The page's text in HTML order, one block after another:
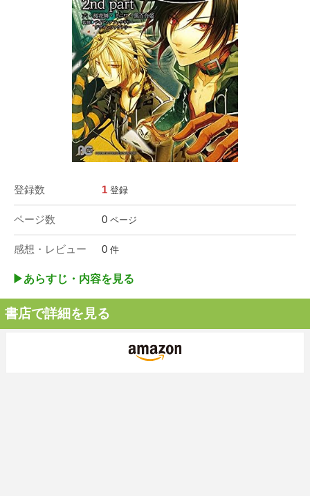
登録数 1 登録
ページ数 0 ページ
感想・レビュー 0 件
▶︎あらすじ・内容を見る
書店で詳細を見る